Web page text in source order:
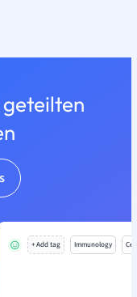
geteilten
+ Add tag Immunology